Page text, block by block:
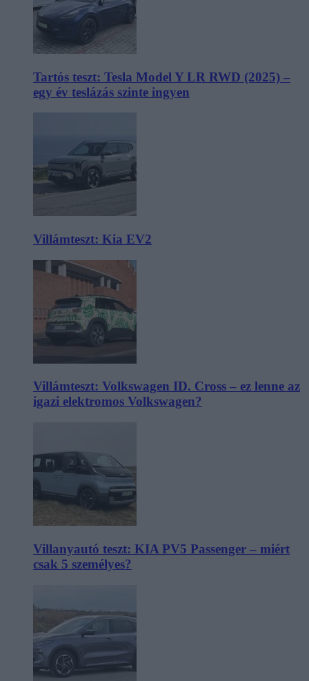
Tartós teszt: Tesla Model Y LR RWD (2025) –
egy év teslázás szinte ingyen
Villámteszt: Kia EV2
Villámteszt: Volkswagen ID. Cross – ez lenne az
igazi elektromos Volkswagen?
Villanyautó teszt: KIA PV5 Passenger – miért
csak 5 személyes?